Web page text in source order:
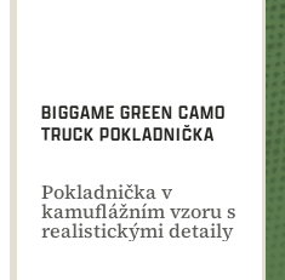
BIGGAME GREEN CAMO
TRUCK POKLADNIČKA
Pokladnička v
kamuflážním vzoru s
realistickými detaily